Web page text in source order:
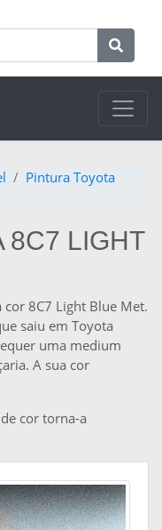
Pintura Toyota
8C7 LIGHT
8C7 Light Blue Met.
saiu em Toyota
uma medium
A sua cor
cor torna-a